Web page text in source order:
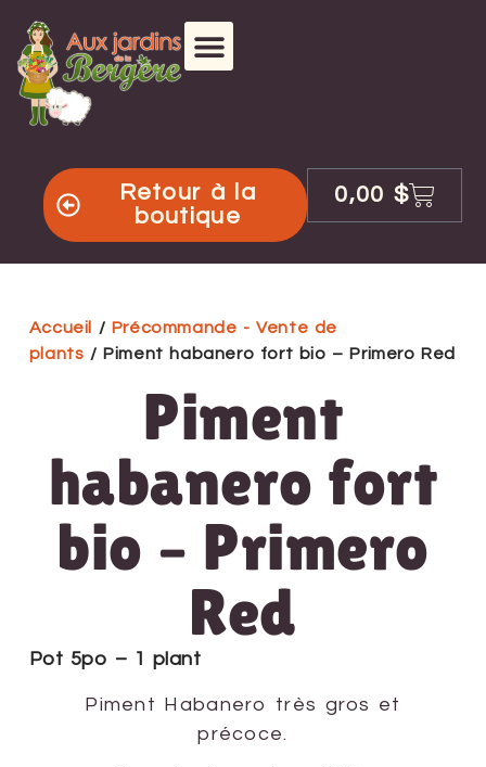
Retour à la
boutique
0,00 $
Accueil / Précommande - Vente de
plants / Piment habanero fort bio – Primero Red
Piment
habanero fort
bio – Primero
Red
Pot 5po – 1 plant
Piment Habanero très gros et
précoce.